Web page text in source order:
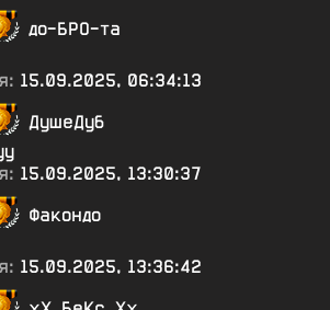
до-БРО-та
15.09.2025, 06:34:13
ДушеДуб
15.09.2025, 13:30:37
Факондо
15.09.2025, 13:36:42